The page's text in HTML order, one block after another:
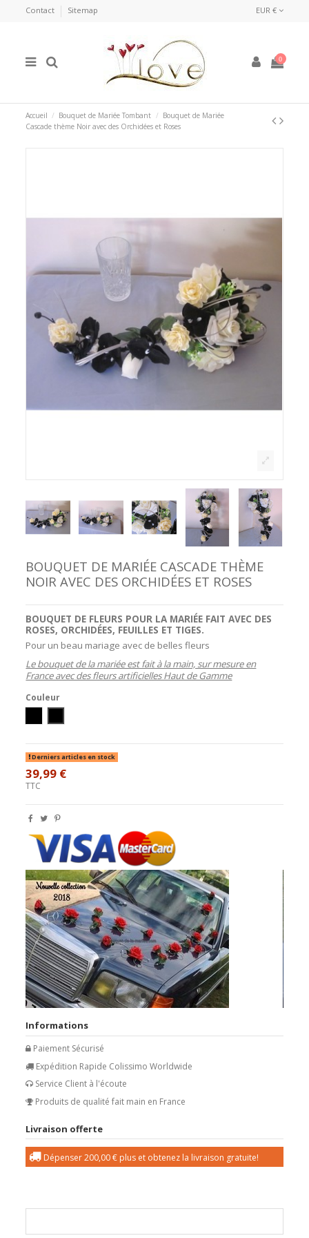
Contact Sitemap EUR €
0
Accueil Bouquet de Mariée Tombant
Bouquet de Mariée
Cascade thème Noir avec des Orchidées et Roses
BOUQUET DE MARIÉE CASCADE THÈME
NOIR AVEC DES ORCHIDÉES ET ROSES
BOUQUET DE FLEURS POUR LA MARIÉE FAIT AVEC DES
ROSES, ORCHIDÉES, FEUILLES ET TIGES.
Pour un beau mariage avec de belles fleurs
Le bouquet de la mariée est fait à la main, sur mesure en
France avec des fleurs artificielles Haut de Gamme
Couleur
Derniers articles en stock
39,99 €
TTC
Informations
Paiement Sécurisé
Expédition Rapide Colissimo Worldwide
Service Client à l'écoute
Produits de qualité fait main en France
Livraison offerte
Dépenser200,00 € plus et obtenez la livraison gratuite!